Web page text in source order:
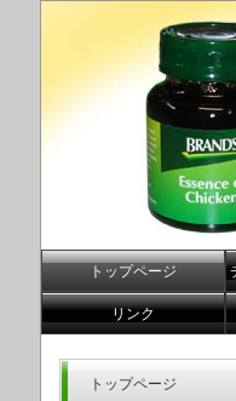
トップページ
リンク
トップページ